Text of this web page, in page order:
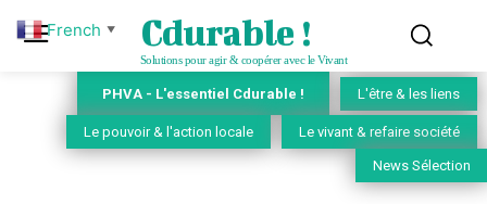
Cdurable !
Solutions pour agir & coopérer avec le Vivant
PHVA - L'essentiel Cdurable ! L'être & les liens
Le pouvoir & l'action locale Le vivant & refaire société
News Sélection
French ▼